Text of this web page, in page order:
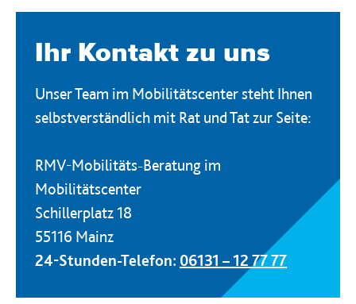
Ihr Kontakt zu uns
Unser Team im Mobilitätscenter steht Ihnen
selbstverständlich mit Rat und Tat zur Seite:
RMV-Mobilitäts-Beratung im
Mobilitätscenter
Schillerplatz 18
55116 Mainz
24-Stunden-Telefon: 06131 – 12 77 77